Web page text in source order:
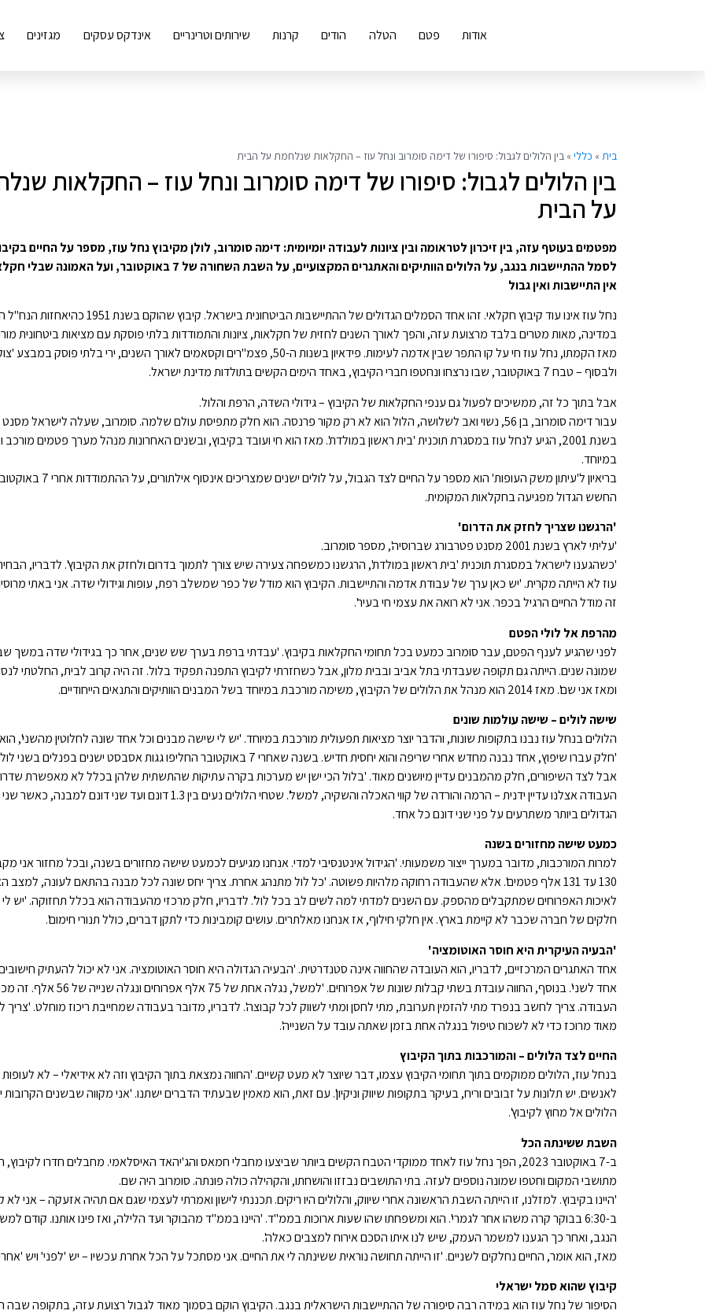
אודות פטם הטלה הודים קרנות שירותים וטרינריים אינדקס עסקים מגזינים
בית » כללי » בין הלולים לגבול: סיפורו של דימה סומרוב ונחל עוז – החקלאות שנלחמת על הבית
בין הלולים לגבול: סיפורו של דימה סומרוב ונחל עוז – החקלאות
על הבית
מפטמים בעוטף עזה, בין זיכרון לטראומה ובין ציונות לעבודה יומיומית: דימה סומרוב, לולן מקיבוץ נחל עוז, מספר על החיים
לסמל ההתיישבות בנגב, על הלולים הוותיקים והאתגרים המקצועיים, על השבת השחורה של 7 באוקטובר, ועל
אין התיישבות ואין גבול
נחל עוז אינו עוד קיבוץ חקלאי. זהו אחד הסמלים הגדולים של ההתיישבות הביטחונית בישראל.
במדינה, מאות מטרים בלבד מרצועת עזה, והפך לאורך השנים לחזית של חקלאות, ציונות והתמודדות בלתי פוסקת עם מציאות ביטחונית
מאז הקמתו, נחל עוז חי על קו התפר שבין אדמה לעימות. פידאיון בשנות ה-50, פצמ"רים וקסאמים לאורך השנים, ירי בלתי פוסק
ולבסוף – טבח 7 באוקטובר, שבו נרצחו ונחטפו חברי הקיבוץ, באחד הימים הקשים בתולדות מדינת ישראל.
אבל בתוך כל זה, ממשיכים לפעול גם ענפי החקלאות של הקיבוץ – גידולי השדה, הרפת והלול.
עבור דימה סומרוב, בן 56, נשוי ואב לשלושה, הלול הוא לא רק מקור פרנסה. הוא חלק מתפיסת עולם שלמה. סומרוב, שעלה לישראל
בשנת 2001, הגיע לנחל עוז במסגרת תוכנית 'בית ראשון במולדת'. מאז הוא חי ועובד בקיבוץ, ובשנים האחרונות מנהל מערך פטמים
במיוחד.
בריאיון ל'עיתון משק העופות' הוא מספר על החיים לצד הגבול, על לולים ישנים
החשש הגדול מפגיעה בחקלאות המקומית.
'הרגשנו שצריך לחזק את הדרום'
'עליתי לארץ בשנת 2001 מסנט פטרבורג שברוסיה', מספר סומרוב.
'כשהגענו לישראל במסגרת תוכנית 'בית ראשון במולדת', הרגשנו כמשפחה צעירה שיש צורך לתמוך בדרום ולחזק את הקיבוץ'. לדבריו,
עוז לא הייתה מקרית. 'יש כאן ערך של עבודת אדמה והתיישבות. הקיבוץ הוא מודל של כפר שמשלב רפת, עופות וגידולי שדה. אני באתי
זה מודל החיים הרגיל בכפר. אני לא רואה את עצמי חי בעיר'.
מהרפת אל לולי הפטם
לפני שהגיע לענף הפטם, עבר סומרוב כמעט בכל תחומי החקלאות בקיבוץ. 'עבדתי ברפת בערך שש שנים, אחר כך בגידולי שדה במשך
שמונה שנים. הייתה גם תקופה שעבדתי בתל אביב ובבית מלון, אבל כשחזרתי לקיבוץ התפנה תפקיד בלול. זה היה קרוב לבית, החלטתי
ומאז אני שם'. מאז 2014 הוא מנהל את הלולים של הקיבוץ, משימה מורכבת במיוחד בשל המבנים הוותיקים והתנאים הייחודיים.
שישה לולים – שישה עולמות שונים
הלולים בנחל עוז נבנו בתקופות שונות, והדבר יוצר מציאות תפעולית מורכבת במיוחד. 'יש לי שישה מבנים וכל אחד שונה לחלוטין מהשני',
'חלק עברו שיפוץ, אחד נבנה מחדש אחרי שריפה והוא יחסית חדיש. בשנה שאחרי 7 באוקטובר החליפו גגות אסבסט ישנים בפנלים בשני לולים'.
אבל לצד השיפורים, חלק מהמבנים עדיין מיושנים מאוד. 'בלול הכי ישן יש מערכות בקרה עתיקות שהתשתית שלהן בכלל לא מאפשרת
העבודה אצלנו עדיין ידנית – הרמה והורדה של קווי האכלה והשקיה, למשל'. שטחי הלולים נעים בין 1.3 דונם ועד שני
הגדולים ביותר משתרעים על פני שני דונם כל אחד.
כמעט שישה מחזורים בשנה
למרות המורכבות, מדובר במערך ייצור משמעותי. 'הגידול אינטנסיבי למדי. אנחנו מגיעים לכמעט שישה מחזורים בשנה, ובכל מחזור אני
130 עד 131 אלף פטמים'. אלא שהעבודה רחוקה מלהיות פשוטה. 'כל לול מתנהג אחרת. צריך יחס שונה לכל מבנה בהתאם לעונה, למצב
לאיכות האפרוחים שמתקבלים מהספק. עם השנים למדתי למה לשים לב בכל לול'. לדבריו, חלק מרכזי מהעבודה הוא בכלל תחזוקה. 'יש לי
חלקים של חברה שכבר לא קיימת בארץ. אין חלקי חילוף, אז אנחנו מאלתרים. עושים קומבינות כדי לתקן דברים, כולל תנורי חימום'.
'הבעיה העיקרית היא חוסר האוטומציה'
אחד האתגרים המרכזיים, לדבריו, הוא העובדה שהחווה אינה סטנדרטית. 'הבעיה הגדולה היא חוסר האוטומציה. אני לא יכול להעתיק
אחד לשני'. בנוסף, החווה עובדת בשתי קבלות שונות של אפרוחים. 'למשל, נגלה אחת
העבודה. צריך לחשב בנפרד מתי להזמין תערובת, מתי לחסן ומתי לשווק לכל קבוצה'. לדבריו, מדובר בעבודה שמחייבת ריכוז מוחלט. 'צריך
מאוד מרוכז כדי לא לשכוח טיפול בנגלה אחת בזמן שאתה עובד על השנייה'.
החיים לצד הלולים – והמורכבות בתוך הקיבוץ
בנחל עוז, הלולים ממוקמים בתוך תחומי הקיבוץ עצמו, דבר שיוצר לא מעט קשיים. 'החווה נמצאת בתוך הקיבוץ וזה לא אידיאלי – לא לעופות
לאנשים. יש תלונות על זבובים וריח, בעיקר בתקופות שיווק וניקיון'. עם זאת, הוא מאמין שבעתיד הדברים ישתנו. 'אני מקווה שבשנים הקרובות
הלולים אל מחוץ לקיבוץ'.
השבת ששינתה הכל
מתושבי המקום וחטפו שמונה נוספים לעזה. בתי התושבים נבזזו והושחתו, והקהילה כולה פונתה. סומרוב היה שם.
'היינו בקיבוץ. למזלנו, זו הייתה השבת הראשונה אחרי שיווק, והלולים היו ריקים. תכננתי לישון ואמרתי לעצמי שגם אם תהיה אזעקה – אני
ב-6:30 בבוקר קרה משהו אחר לגמרי'. הוא ומשפחתו שהו שעות ארוכות בממ"ד. 'היינו בממ"ד מהבוקר ועד הלילה, ואז פינו אותנו. קודם
הנגב, ואחר כך הגענו למשמר העמק, שיש לנו איתו הסכם אירוח למצבים כאלה'.
מאז, הוא אומר, החיים נחלקים לשניים. 'זו הייתה תחושה נוראית ששינתה לי את החיים. אני מסתכל על הכל אחרת עכשיו – יש 'לפני' ויש
קיבוץ שהוא סמל ישראלי
הסיפור של נחל עוז הוא במידה רבה סיפורה של ההתיישבות הישראלית בנגב. הקיבוץ הוקם בסמוך מאוד לגבול רצועת עזה, בתקופה שבה